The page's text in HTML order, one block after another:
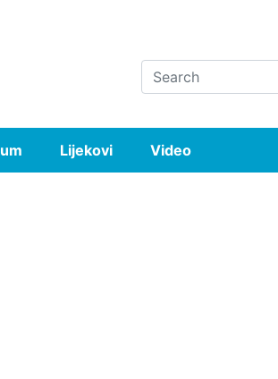
Search
Lijekovi Video